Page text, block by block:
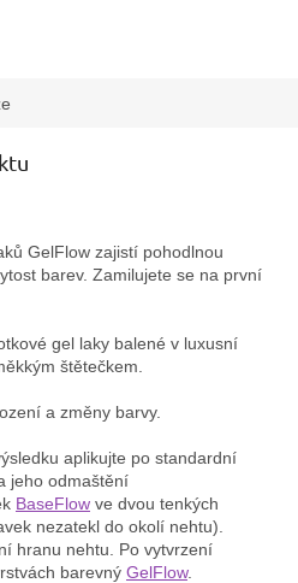
GelFlow zajistí pohodlnou
barev. Zamilujete se na první
gel laky balené v luxusní
štětečkem.
a změny barvy.
aplikujte po standardní
jeho odmaštění
BaseFlow ve dvou tenkých
nezatekl do okolí nehtu).
hranu nehtu. Po vytvrzení
barevný GelFlow.